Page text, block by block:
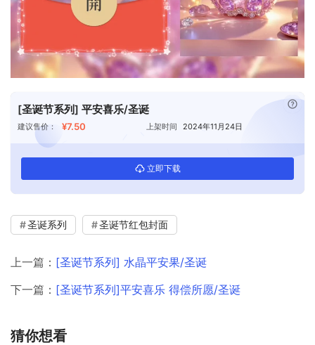
[圣诞节系列] 平安喜乐/圣诞
建议售价： ¥7.50 上架时间 2024年11月24日
立即下载
已
圣诞系列 圣诞节红包封面
上一篇： [圣诞节系列] 水晶平安果/圣诞
下一篇： [圣诞节系列]平安喜乐 得偿所愿/圣诞
猜你想看